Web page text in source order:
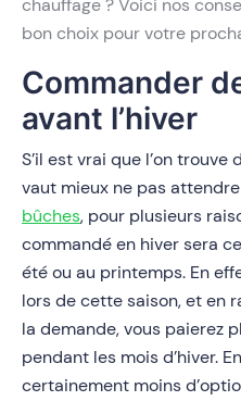
chauffage ? Voici nos
bon choix pour votre
Commander
avant l’hiver
S’il est vrai que l’on trouve
vaut mieux ne pas attendre
bûches, pour plusieurs
commandé en hiver sera
été ou au printemps. En
lors de cette saison, et en
la demande, vous paierez
pendant les mois d’hiver.
certainement moins